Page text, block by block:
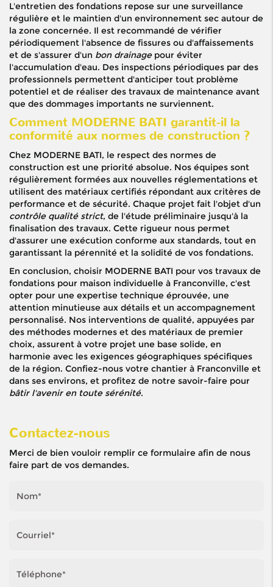
L'entretien des fondations repose sur une surveillance
régulière et le maintien d'un environnement sec autour de
la zone concernée. Il est recommandé de vérifier
périodiquement l'absence de fissures ou d'affaissements
et de s'assurer d'un bon drainagepour éviter
l'accumulation d'eau. Des inspections périodiques par des
professionnels permettent d'anticiper tout problème
potentiel et de réaliser des travaux de maintenance avant
que des dommages importants ne surviennent.
Comment MODERNE BATI garantit-il la
conformité aux normes de construction ?
Chez MODERNE BATI, le respect des normes de
construction est une priorité absolue. Nos équipes sont
régulièrement formées aux nouvelles réglementations et
utilisent des matériaux certifiés répondant aux critères de
performance et de sécurité. Chaque projet fait l'objet d'un
contrôle qualité strict, de l'étude préliminaire jusqu'à la
finalisation des travaux. Cette rigueur nous permet
d'assurer une exécution conforme aux standards, tout en
garantissant la pérennité et la solidité de vos fondations.
En conclusion, choisir MODERNE BATI pour vos travaux de
fondations pour maison individuelle à Franconville, c'est
opter pour une expertise technique éprouvée, une
attention minutieuse aux détails et un accompagnement
personnalisé. Nos interventions de qualité, appuyées par
des méthodes modernes et des matériaux de premier
choix, assurent à votre projet une base solide, en
harmonie avec les exigences géographiques spécifiques
de la région. Confiez-nous votre chantier à Franconville et
dans ses environs, et profitez de notre savoir-faire pour
bâtir l'avenir en toute sérénité.
Contactez-nous
Merci de bien vouloir remplir ce formulaire afin de nous
faire part de vos demandes.